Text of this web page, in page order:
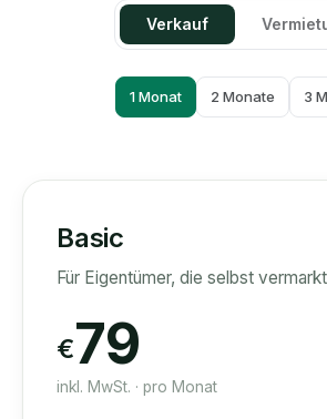
Verkauf
1 Monat 2 Monate 3
Basic
Für Eigentümer, die selbst
€79
inkl. MwSt. · pro Monat